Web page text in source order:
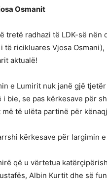
Osmanit
tretë radhazi të LDK-së
të ricikluares Vjosa
aktualë!
e Lumirit nuk janë gjë
i bie, se pas kërkesave për
të ulëta partinë për
kërkesave për largimin
që u vërtetua
Albin Kurtit dhe së